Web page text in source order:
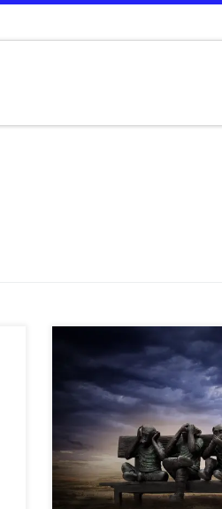
Der Spießrutenlauf des
"Kindeswohl und
Unangenehme Fragen
wollen sie gleich gar